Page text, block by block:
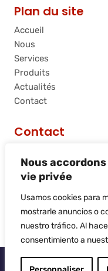
Nous
vie privée
Usamos cookies para
mostrarle anuncios o
nuestro tráfico. Al
consentimiento a
Plan du site
Accueil
Nous
Services
Produits
Actualités
Contact
Contact
Andreu de la
info@flamtec.es
+34 937 06 00 52
Flamtec